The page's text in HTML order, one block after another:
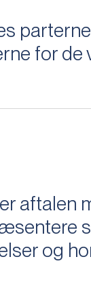
for de
og